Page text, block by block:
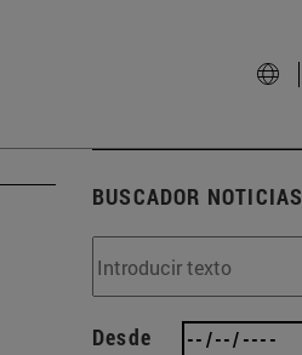
BUSCADOR NOTICIAS
Desde